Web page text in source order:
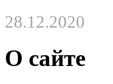
28.12.2020
О сайте